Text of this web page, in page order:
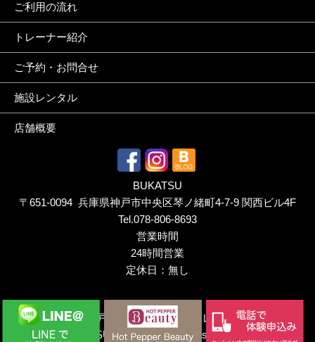
ご利用の流れ
トレーナー紹介
ご予約・お問合せ
施設レンタル
店舗概要
BUKATSU
〒651-0094 兵庫県神戸市中央区琴ノ緒町4-7-9 関西ビル4F
Tel.078-806-8693
営業時間
24時間営業
定休日：無し
Copyright ©
神戸三宮のパーソナルトレーニングジム｜
BUKATSU（ぶかつ）.All rights reserved.